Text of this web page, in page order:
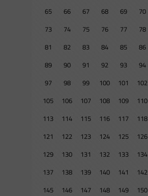
65
66 67 68 69 70
73
74 75 76 77 78
81
82 83 84 85 86
89
90 91 92 93 94
97
98 99 100 101 102
105
106 107 108 109 110
113
114 115 116 117 118
121
122 123 124 125 126
129
130 131 132 133 134
137
138 139 140 141 142
145
146 147 148 149 150